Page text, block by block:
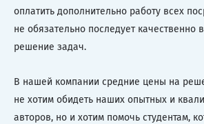
оплатить дополнительно работу всех
не обязательно последует качественно
решение задач.
В нашей компании средние цены на
не хотим обидеть наших опытных и
авторов, но и хотим помочь студентам,